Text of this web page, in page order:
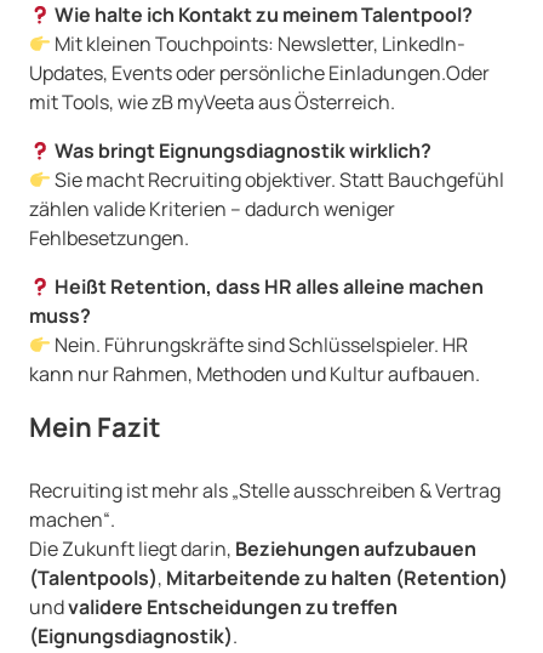
Wie halte ich Kontakt zu meinem Talentpool?
Mit kleinen Touchpoints: Newsletter, LinkedIn-
Updates, Events oder persönliche Einladungen.Oder
mit Tools, wie zB myVeeta aus Österreich.
Was bringt Eignungsdiagnostik wirklich?
Sie macht Recruiting objektiver. Statt Bauchgefühl
zählen valide Kriterien – dadurch weniger
Fehlbesetzungen.
Heißt Retention, dass HR alles alleine machen
muss?
Nein. Führungskräfte sind Schlüsselspieler. HR
kann nur Rahmen, Methoden und Kultur aufbauen.
Mein Fazit
Recruiting ist mehr als „Stelle ausschreiben & Vertrag
machen“.
Die Zukunft liegt darin, Beziehungen aufzubauen
(Talentpools), Mitarbeitende zu halten (Retention)
undvalidere Entscheidungen zu treffen
(Eignungsdiagnostik).